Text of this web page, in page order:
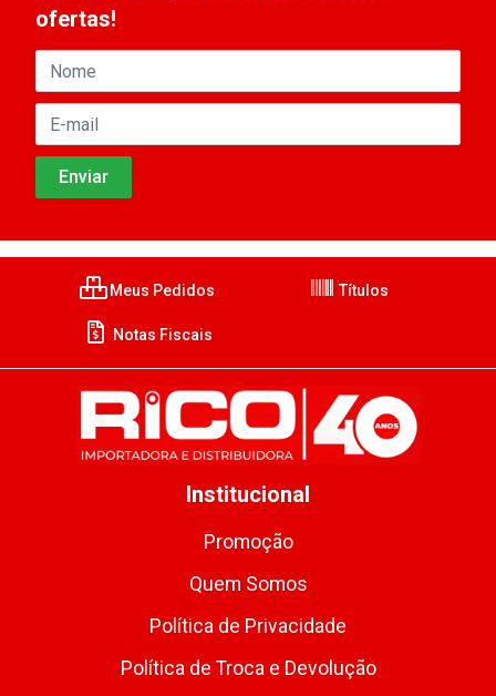
ofertas!
Meus Pedidos Títulos
Notas Fiscais
Institucional
Promoção
Quem Somos
Política de Privacidade
Política de Troca e Devolução